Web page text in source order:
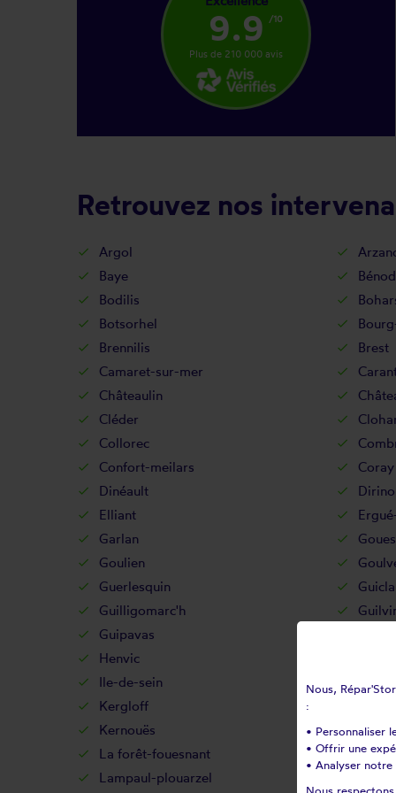
9.9 /10
Plus de 210 000 avis
Retrouvez nos
Argol
Baye
Bodilis
Botsorhel
Brennilis
Brest
Camaret-sur-mer
Châteaulin
Cléder
Collorec
Confort-meilars
Coray
Dinéault
Elliant
Garlan
Goulien
Guerlesquin
Guilligomarc'h
Guipavas
Henvic
Ile-de-sein
Ile-
Kergloff
Kernouës
La forêt-fouesnant
La
Lampaul-plouarzel
Nous,
:
• Personnaliser
• Offrir une
• Analyser notre